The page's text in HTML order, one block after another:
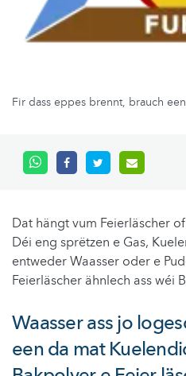
Fir dass eppes brennt, brauch
Dat hängt vum Feierläscher
Déi eng sprëtzen e Gas,
entweder Waasser oder e
Feierläscher ähnlech ass wéi
Waasser ass jo
een da mat